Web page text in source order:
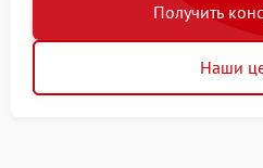
Получить
Наши